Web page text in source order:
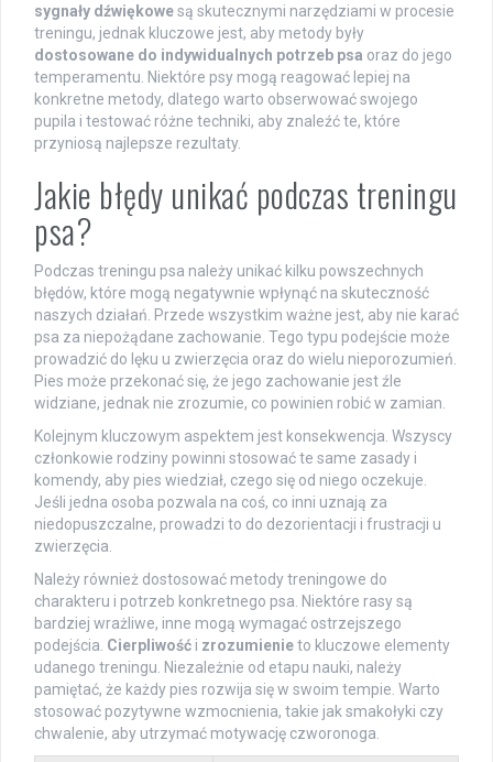
sygnały dźwiękowesą skutecznymi narzędziami w procesie
treningu, jednak kluczowe jest, aby metody były
dostosowane do indywidualnych potrzeb psa oraz do jego
temperamentu. Niektóre psy mogą reagować lepiej na
konkretne metody, dlatego warto obserwować swojego
pupila i testować różne techniki, aby znaleźć te, które
przyniosą najlepsze rezultaty.
Jakie błędy unikać podczas treningu
psa?
Podczas treningu psa należy unikać kilku powszechnych
błędów, które mogą negatywnie wpłynąć na skuteczność
naszych działań. Przede wszystkim ważne jest, aby nie karać
psa za niepożądane zachowanie. Tego typu podejście może
prowadzić do lęku u zwierzęcia oraz do wielu nieporozumień.
Pies może przekonać się, że jego zachowanie jest źle
widziane, jednak nie zrozumie, co powinien robić w zamian.
Kolejnym kluczowym aspektem jest konsekwencja. Wszyscy
członkowie rodziny powinni stosować te same zasady i
komendy, aby pies wiedział, czego się od niego oczekuje.
Jeśli jedna osoba pozwala na coś, co inni uznają za
niedopuszczalne, prowadzi to do dezorientacji i frustracji u
zwierzęcia.
Należy również dostosować metody treningowe do
charakteru i potrzeb konkretnego psa. Niektóre rasy są
bardziej wrażliwe, inne mogą wymagać ostrzejszego
podejścia. Cierpliwość i zrozumienieto kluczowe elementy
udanego treningu. Niezależnie od etapu nauki, należy
pamiętać, że każdy pies rozwija się w swoim tempie. Warto
stosować pozytywne wzmocnienia, takie jak smakołyki czy
chwalenie, aby utrzymać motywację czworonoga.